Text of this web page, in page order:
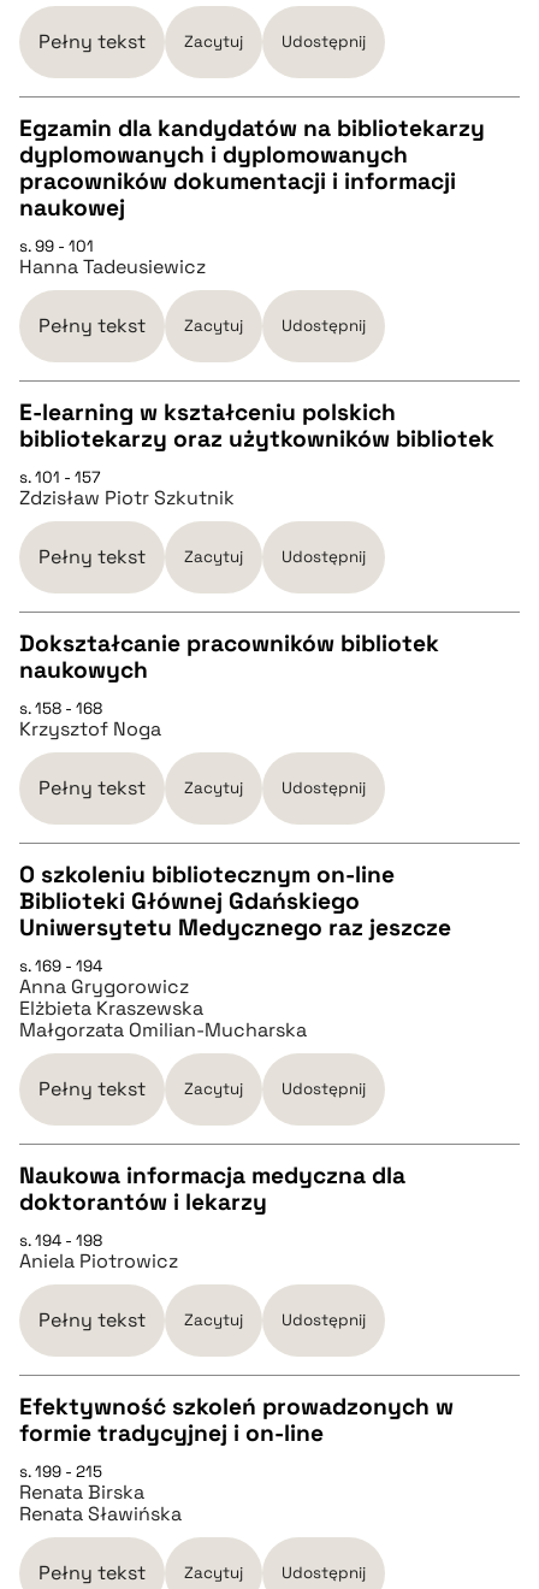
pobierz cytat
BIBTEX
pobierz cytat
Pełny tekst Zacytuj Udostępnij
CZYSTY TEKST
pobierz cytat
BIBTEX
pobierz cytat
Egzamin dla kandydatów na bibliotekarzy
dyplomowanych i dyplomowanych
pracowników dokumentacji i informacji
naukowej
s. 99 - 101
Hanna Tadeusiewicz
Pełny tekst Zacytuj Udostępnij
CZYSTY TEKST
pobierz cytat
BIBTEX
pobierz cytat
E-learning w kształceniu polskich
bibliotekarzy oraz użytkowników bibliotek
s. 101 - 157
Zdzisław Piotr Szkutnik
Pełny tekst Zacytuj Udostępnij
CZYSTY TEKST
pobierz cytat
BIBTEX
pobierz cytat
Dokształcanie pracowników bibliotek
naukowych
s. 158 - 168
Krzysztof Noga
Pełny tekst Zacytuj Udostępnij
CZYSTY TEKST
pobierz cytat
BIBTEX
pobierz cytat
O szkoleniu bibliotecznym on-line
Biblioteki Głównej Gdańskiego
Uniwersytetu Medycznego raz jeszcze
s. 169 - 194
Anna Grygorowicz
Elżbieta Kraszewska
Małgorzata Omilian-Mucharska
Pełny tekst Zacytuj Udostępnij
pobierz cytat
BIBTEX
pobierz cytat
Naukowa informacja medyczna dla
doktorantów i lekarzy
s. 194 - 198
Aniela Piotrowicz
Pełny tekst Zacytuj Udostępnij
CZYSTY TEKST
pobierz cytat
Efektywność szkoleń prowadzonych w
formie tradycyjnej i on-line
s. 199 - 215
Renata Birska
Renata Sławińska
Pełny tekst Zacytuj Udostępnij